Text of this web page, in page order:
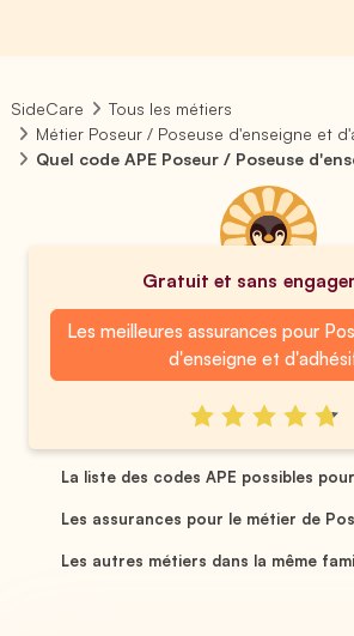
SideCare
Tous les métiers
Métier Poseur / Poseuse d'enseigne et
Quel code APE Poseur / Poseuse
Gratuit et sans
Les meilleures assurances pour
d'enseigne et
La liste des codes APE possibles
Les assurances pour le métier de
Les autres métiers dans la même